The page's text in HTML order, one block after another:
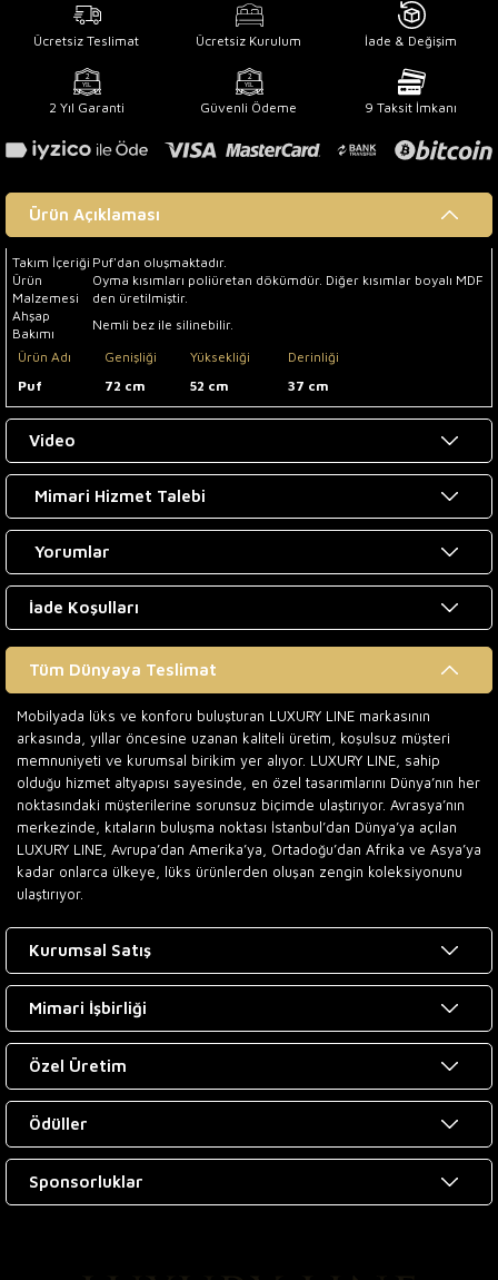
Ücretsiz Teslimat Ücretsiz Kurulum İade & Değişim
2 Yıl Garanti Güvenli Ödeme 9 Taksit İmkanı
Ürün Açıklaması
Takım İçeriği Puf'dan oluşmaktadır.
Ürün
Malzemesi
Oyma kısımları poliüretan dökümdür. Diğer kısımlar boyalı MDF
den üretilmiştir.
Ahşap
Bakımı
Nemli bez ile silinebilir.
Ürün Adı
Genişliği Yüksekliği
Derinliği
Puf
72 cm 52 cm 37 cm
Video
Mimari Hizmet Talebi
Yorumlar
İade Koşulları
Tüm Dünyaya Teslimat
Mobilyada lüks ve konforu buluşturan LUXURY LINE markasının
arkasında, yıllar öncesine uzanan kaliteli üretim, koşulsuz müşteri
memnuniyeti ve kurumsal birikim yer alıyor. LUXURY LINE, sahip
olduğu hizmet altyapısı sayesinde, en özel tasarımlarını Dünya’nın her
noktasındaki müşterilerine sorunsuz biçimde ulaştırıyor. Avrasya’nın
merkezinde, kıtaların buluşma noktası İstanbul’dan Dünya’ya açılan
LUXURY LINE, Avrupa’dan Amerika’ya, Ortadoğu’dan Afrika ve Asya’ya
kadar onlarca ülkeye, lüks ürünlerden oluşan zengin koleksiyonunu
ulaştırıyor.
Kurumsal Satış
Mimari İşbirliği
Özel Üretim
Ödüller
Sponsorluklar